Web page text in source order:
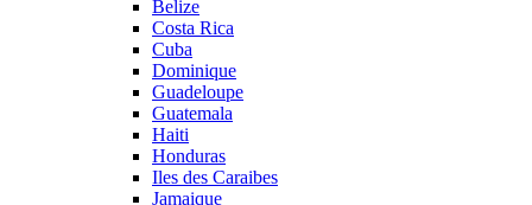
Belize
Costa Rica
Cuba
Dominique
Guadeloupe
Guatemala
Haiti
Honduras
Iles des Caraibes
Jamaique